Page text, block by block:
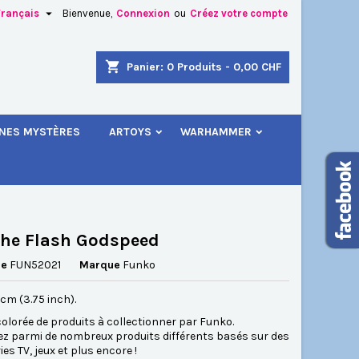
Bienvenue, Connexion ou Créez votre compte

shopping_cart Panier: 0 Produits - 0,00 CHF
MYSTÈRES ARTOYS WARHAMMER
Flash Godspeed
FUN52021 Marque Funko
cm (3.75 inch).
de produits à collectionner par Funko.
parmi de nombreux produits différents basés sur des
TV, jeux et plus encore !